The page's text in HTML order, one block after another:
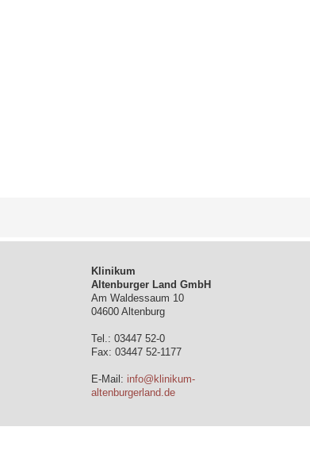
Klinikum
Altenburger Land GmbH
Am Waldessaum 10
04600 Altenburg
Tel.: 03447 52-0
Fax: 03447 52-1177
E-Mail: info@klinikum-
altenburgerland.de